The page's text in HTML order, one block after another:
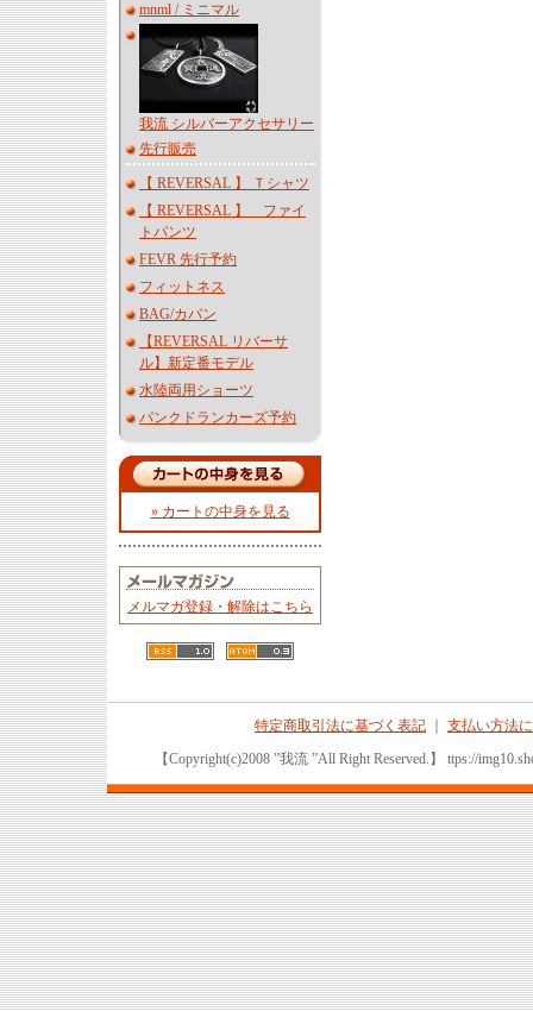
mnml / ミニマル
我流 シルバーアクセサリー
先行販売
【 REVERSAL 】 Ｔシャツ
【 REVERSAL 】 ファイ
トパンツ
FEVR 先行予約
フィットネス
BAG/カバン
【REVERSAL リバーサ
ル】新定番モデル
水陸両用ショーツ
パンクドランカーズ予約
» カートの中身を見る
メルマガ登録・解除はこちら
特定商取引法に基づく表記
支払い方法
【Copyright(c)2008 ”我流 ”All Right Reserved.】 ttps://